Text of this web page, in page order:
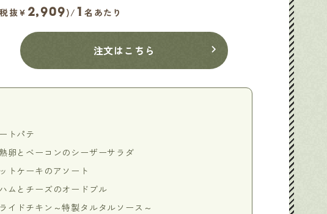
抜¥ 2,909)/ 1名あたり
注文はこちら
トパテ
卵とベーコンのシーザーサラダ
トケーキのアソート
ムとチーズのオードブル
イドチキン～特製タルタルソース～